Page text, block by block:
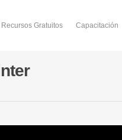
Recursos Gratuitos Capacitación